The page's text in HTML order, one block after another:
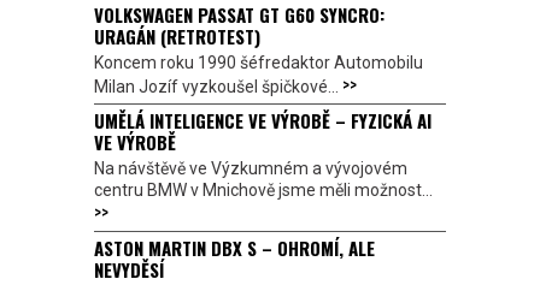
VOLKSWAGEN PASSAT GT G60 SYNCRO:
URAGÁN (RETROTEST)
Koncem roku 1990 šéfredaktor Automobilu
Milan Jozíf vyzkoušel špičkové... >>
UMĚLÁ INTELIGENCE VE VÝROBĚ – FYZICKÁ AI
VE VÝROBĚ
Na návštěvě ve Výzkumném a vývojovém
centru BMW v Mnichově jsme měli možnost...
>>
ASTON MARTIN DBX S – OHROMÍ, ALE
NEVYDĚSÍ